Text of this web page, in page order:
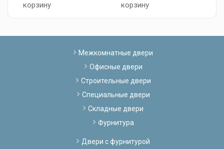
корзину
корзину
Межкомнатные двери
Офисные двери
Строительные двери
Специальные двери
Складные двери
Фурнитура
Двери с фурнитурой